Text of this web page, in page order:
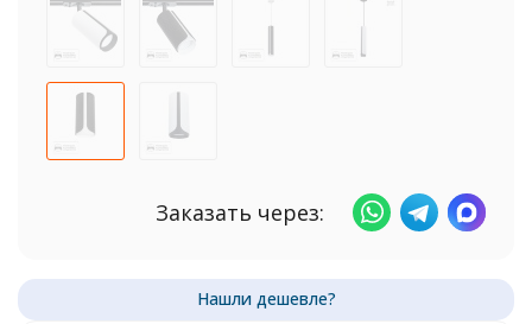
Заказать через: